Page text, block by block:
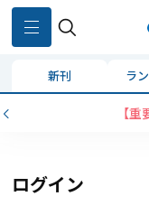
新刊 ラ
【
ログイン